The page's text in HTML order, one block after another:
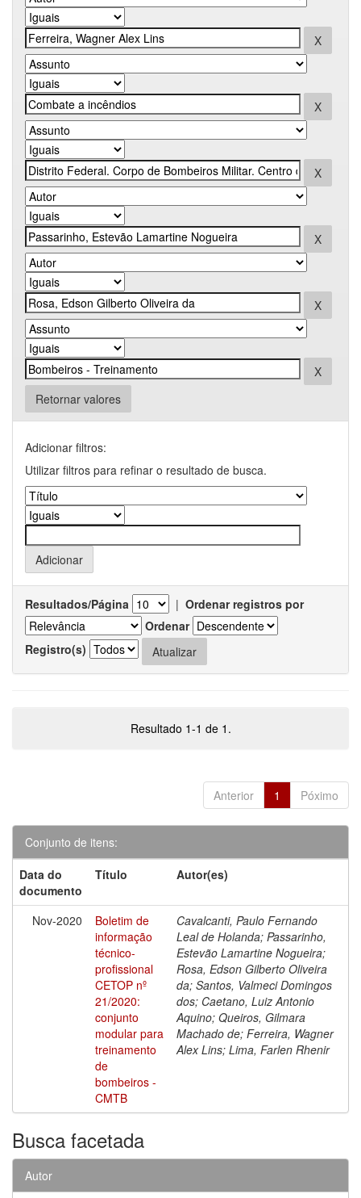
Retornar valores
Adicionar filtros:
Utilizar filtros para refinar o resultado de busca.
Resultados/Página | Ordenar registros por
Ordenar
Registro(s)
Resultado 1-1 de 1.
Anterior 1 Póximo
Conjunto de itens:
Data do
documento
Título Autor(es)
Nov-2020
Boletim de
informação
técnico-
profissional
CETOP nº
21/2020:
conjunto
modular para
treinamento
de
bombeiros -
CMTB
Cavalcanti, Paulo Fernando
Leal de Holanda; Passarinho,
Estevão Lamartine Nogueira;
Rosa, Edson Gilberto Oliveira
da; Santos, Valmeci Domingos
dos; Caetano, Luiz Antonio
Aquino; Queiros, Gilmara
Machado de; Ferreira, Wagner
Alex Lins; Lima, Farlen Rhenir
Busca facetada
Autor